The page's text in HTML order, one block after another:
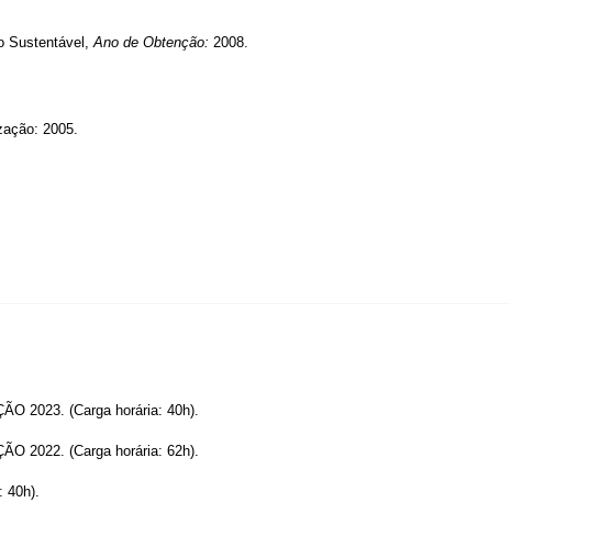
Sustentável,Ano de Obtenção: 2008.
2005.
2023. (Carga horária: 40h).
2022. (Carga horária: 62h).
40h).